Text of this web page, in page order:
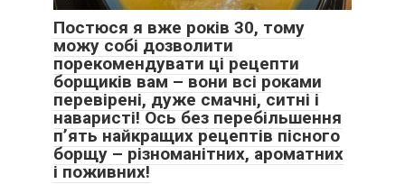
Постюся я вже років 30, тому
можу собі дозволити
порекомендувати ці рецепти
борщиків вам – вони всі роками
перевірені, дуже смачні, ситні і
наваристі! Ось без перебільшення
п’ять найкращих рецептів пісного
борщу – різноманітних, ароматних
і поживних!